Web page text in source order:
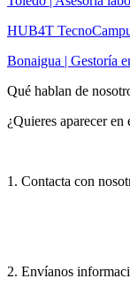
HUB4T
Bonaigua | Gestoría
Qué hablan de
¿Quieres aparecer en
1. Contacta con
2. Envíanos